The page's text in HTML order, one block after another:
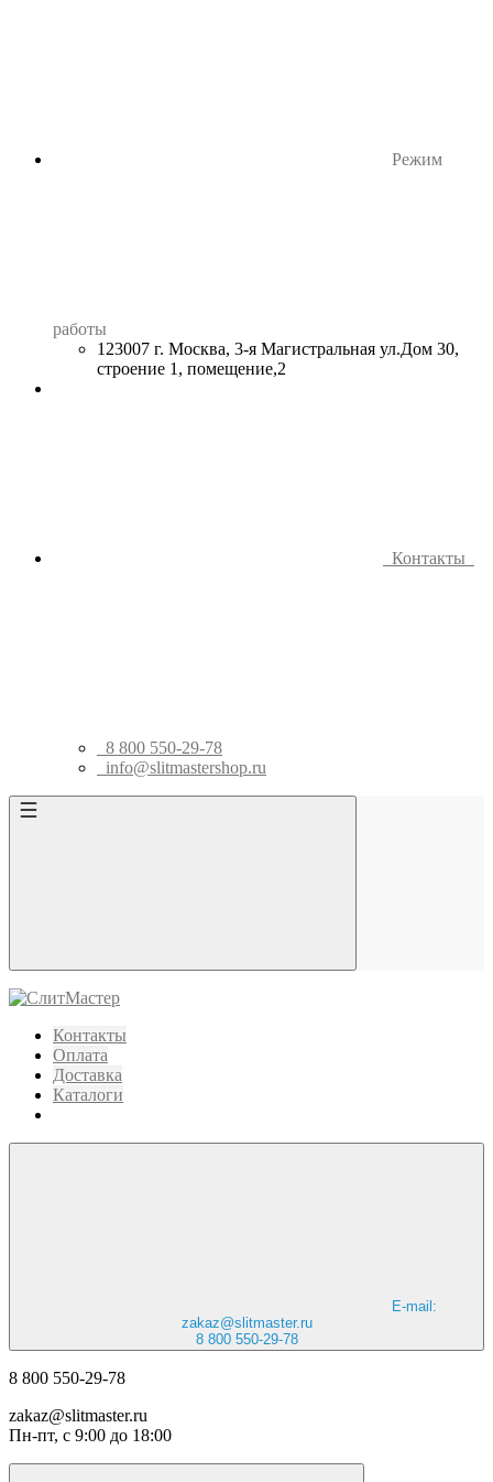
Режим
работы
123007 г. Москва, 3-я Магистральная ул.Дом 30,
строение 1, помещение,2
Контакты
8 800 550-29-78
info@slitmastershop.ru
Контакты
Оплата
Доставка
Каталоги
E-mail:
zakaz@slitmaster.ru
8 800 550-29-78
8 800 550-29-78
zakaz@slitmaster.ru
Пн-пт, с 9:00 до 18:00